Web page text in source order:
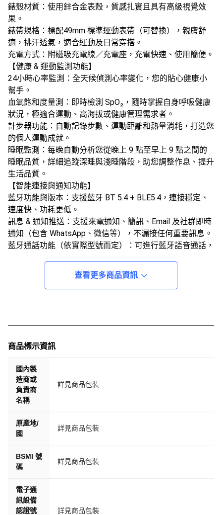
​錶殼材質​：使用鋅合金表殼，質感扎實且具有高級視覺效
果。
​錶帶規格​：標配49mm 標準運動表帶​（可替換），親膚舒
適，排汗透氣，適合運動及日常穿搭。
​充電方式​：附磁吸充電線／充電座，充電快速、使用簡便。
【健康 & 運動監測功能】
​24小時心率監測​：全天候偵測心率變化，您的貼心健康小
幫手。
​血氧飽和度量測​：即時檢測 SpO₂，隨時掌握自身呼吸健康
狀況，極適合運動、高海拔或健康管理需求者。
​計步器功能​：自動記錄步數、運動距離和熱量消耗，打造您
的個人運動成就。
​睡眠監測​：每晚自動分析您從晚上 9 點至早上 9 點之間的
睡眠品質，詳細追蹤深睡與淺睡階段，助您調整作息、提升
生活品質。
【智能連接與通知功能】
​藍牙功能與版本​：支援藍牙 ​BT 5.4 + BLE5.4，連接穩定、
速度快、功耗更低。
​訊息 & 通知推送​：支援來電通知、簡訊、Email 及社群即時
通知（包含 WhatsApp、微信等），不漏接任何重要訊息。
​藍牙通話功能​（依實際型號而定）：可進行藍牙語音通話，
​線上/離線導航 & 音樂（部分功能需連手機）​​：支援車用或
步行導航輔助與音樂播放（視 App 應用而定）。
【電池續航與充電】
​電池規格​：搭載 450mAh 鋰離子聚合物電池，續航力表現
優異。
​充電時間​：約 180 分鐘即可充電完成，滿足您日常與運動
使用所需。
【其他特色】
​防水能力​：​IP68 級防水防護，可應對日常生活中多種水源
​符合多項安全標準​：如 GB4943.1 與 GB/T22450.1，讓您使
用更安心。
（如中文、英文等）。
✅ ​總結推薦​：
​H15 Ultra 智能手錶 不只是一支手錶，更是健康監測師、運
動教練、智慧通訊助理、支付專員與風格配件，五合一全功
能穿戴設備！​
查看更多商品資訊
商品標示資訊
國內製
造商或
負責商
名稱
詳見商品包裝
原產地/
國
詳見商品包裝
BSMI 號
碼
詳見商品包裝
電子通
訊設備
認證號
詳見商品包裝